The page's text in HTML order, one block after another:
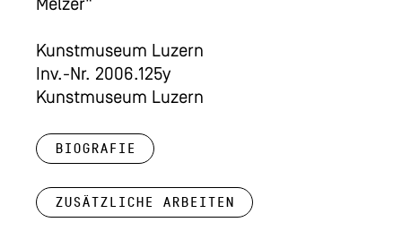
Melzer"
Kunstmuseum Luzern
Inv.-Nr. 2006.125y
Kunstmuseum Luzern
Biografie
Zusätzliche Arbeiten